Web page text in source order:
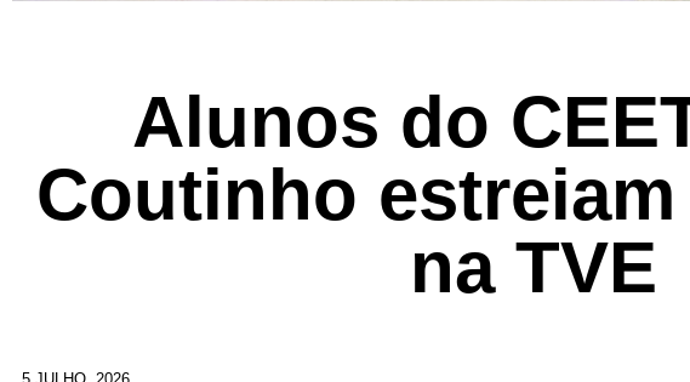
Alunos do
Coutinho
na TVE